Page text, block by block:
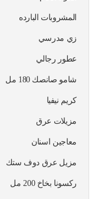
المشروبات البارده
زي مدرسي
عطور رجالي
شامو صانصك 180 مل
كريم نيفيا
مزيلات عرق
معاجين اسنان
مزيل عرق دوف ستك
ركسونا بخاخ 200 مل